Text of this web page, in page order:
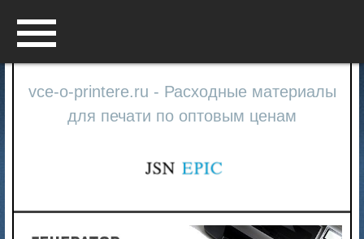
vce-o-printere.ru - Расходные материалы
для печати по оптовым ценам